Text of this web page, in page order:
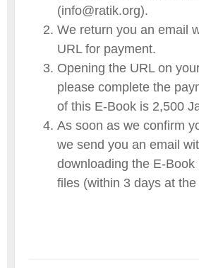
(info@ratik.org).
We return you an email
URL for payment.
Opening the URL on
please complete the
of this E-Book is 2,500
As soon as we confirm
we send you an email
downloading the E-Book
files (within 3 days at the